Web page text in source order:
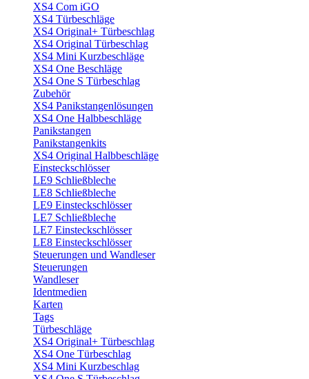
XS4 Com iGO
XS4 Türbeschläge
XS4 Original+ Türbeschlag
XS4 Original Türbeschlag
XS4 Mini Kurzbeschläge
XS4 One Beschläge
XS4 One S Türbeschlag
Zubehör
XS4 Panikstangenlösungen
XS4 One Halbbeschläge
Panikstangen
Panikstangenkits
XS4 Original Halbbeschläge
Einsteckschlösser
LE9 Schließbleche
LE8 Schließbleche
LE9 Einsteckschlösser
LE7 Schließbleche
LE7 Einsteckschlösser
LE8 Einsteckschlösser
Steuerungen und Wandleser
Steuerungen
Wandleser
Identmedien
Karten
Tags
Türbeschläge
XS4 Original+ Türbeschlag
XS4 One Türbeschlag
XS4 Mini Kurzbeschlag